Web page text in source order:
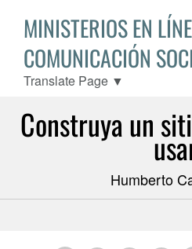
MINISTERIOS EN
COMUNICACIÓN
Translate Page ▼
Construya un
Humberto